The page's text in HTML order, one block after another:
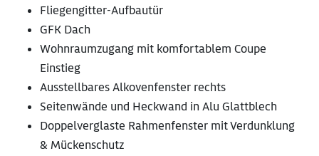
Fliegengitter-Aufbautür
GFK Dach
Wohnraumzugang mit komfortablem Coupe
Einstieg
Ausstellbares Alkovenfenster rechts
Seitenwände und Heckwand in Alu Glattblech
Doppelverglaste Rahmenfenster mit Verdunklung
& Mückenschutz